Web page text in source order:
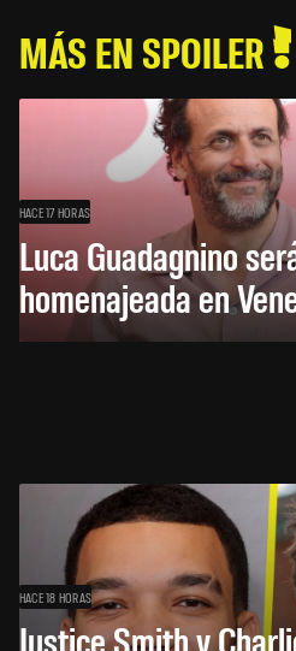
MÁS EN SPOILER
HACE 17 HORAS
Luca Guadagnino
homenajeada en
HACE 18 HORAS
Justice Smith y